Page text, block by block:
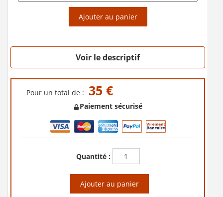
Ajouter au panier
Voir le descriptif
Pour un total de : 35 €
Paiement sécurisé
Quantité :
Ajouter au panier